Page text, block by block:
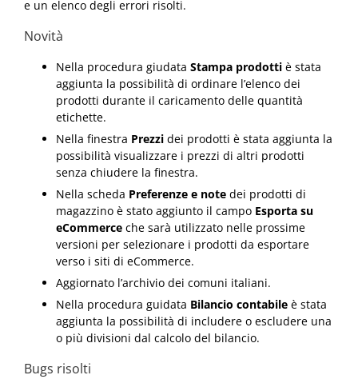
e un elenco degli errori risolti.
Novità
Nella procedura giudata Stampa prodotti è stata
aggiunta la possibilità di ordinare l’elenco dei
prodotti durante il caricamento delle quantità
etichette.
Nella finestra Prezzi dei prodotti è stata aggiunta la
possibilità visualizzare i prezzi di altri prodotti
senza chiudere la finestra.
Nella scheda Preferenze e note dei prodotti di
magazzino è stato aggiunto il campo Esporta su
eCommerce che sarà utilizzato nelle prossime
versioni per selezionare i prodotti da esportare
verso i siti di eCommerce.
Aggiornato l’archivio dei comuni italiani.
Nella procedura guidata Bilancio contabile è stata
aggiunta la possibilità di includere o escludere una
o più divisioni dal calcolo del bilancio.
Bugs risolti